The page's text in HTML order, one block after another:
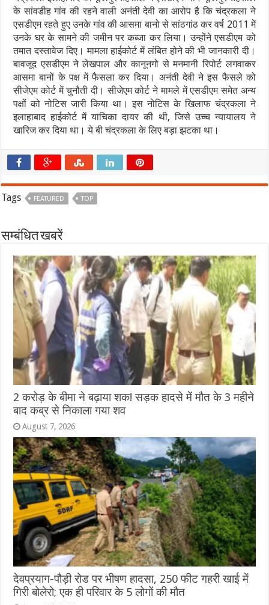
के सांवडीह गांव की रहने वाली अनंती देवी का आरोप है कि चंद्रकला ने
एसडीएम रहते हुए उनके गांव की आसमा बानो से सांठगांठ कर वर्ष 2011 में
उनके घर के सामने की जमीन पर कब्जा कर लिया। उन्होंने एसडीएम को
तमात दस्तावेज दिए। मामला हाईकोर्ट में लंबित होने की भी जानकारी दी।
बावजूद एसडीएम ने लेखपाल और कानूनगो से मनमानी रिपोर्ट लगवाकर
आसमा बानों के पक्ष में फैसला कर दिया। अनंती देवी ने इस फैसले को
सीजेएम कोर्ट में चुनौती दी। सीजेएम कोर्ट ने मामले में एसडीएम समेत अन्य
पक्षों को नोटिस जारी किया था। इस नोटिस के खिलाफ चंद्रकला ने
इलाहाबाद हाईकोर्ट में याचिका दायर की थी, जिसे उच्च न्यायालय ने
खारिज कर दिया था। ये बी चंद्रकला के लिए बड़ा झटका था।
Tags FEATURED TOP
सम्बंधित खबरें
2 करोड़ के बीमा ने बढ़ाया शक! सड़क हादसे में मौत के 3 महीने
बाद कब्र से निकाला गया शव
August 7, 2026
देवप्रयाग-पौड़ी रोड पर भीषण हादसा, 250 फीट गहरी खाई में
गिरी बोलेरो; एक ही परिवार के 5 लोगों की मौत